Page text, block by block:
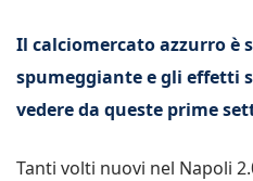
Il calciomercato azzurro è
spumeggiante e gli effetti
vedere da queste prime
Tanti volti nuovi nel Napoli